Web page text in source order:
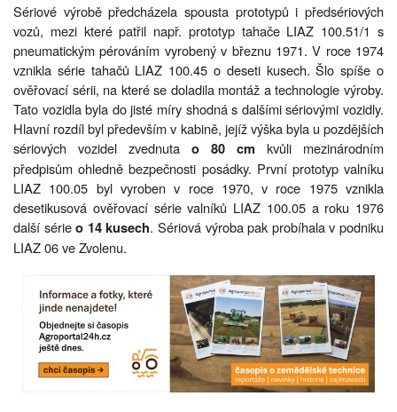
Sériové výrobě předcházela spousta prototypů i předsériových
vozů, mezi které patřil např. prototyp tahače LIAZ 100.51/1 s
pneumatickým pérováním vyrobený v březnu 1971. V roce 1974
vznikla série tahačů LIAZ 100.45 o deseti kusech. Šlo spíše o
ověřovací sérii, na které se doladila montáž a technologie výroby.
Tato vozidla byla do jisté míry shodná s dalšími sériovými vozidly.
Hlavní rozdíl byl především v kabině, jejíž výška byla u pozdějších
sériových vozidel zvednuta o 80 cm kvůli mezinárodním
předpisům ohledně bezpečnosti posádky. První prototyp valníku
LIAZ 100.05 byl vyroben v roce 1970, v roce 1975 vznikla
desetikusová ověřovací série valníků LIAZ 100.05 a roku 1976
další sérieo 14 kusech. Sériová výroba pak probíhala v podniku
LIAZ 06 ve Zvolenu.